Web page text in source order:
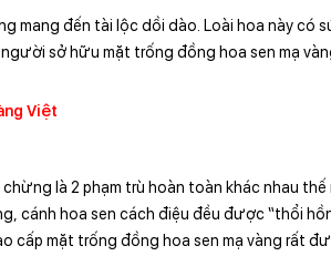
mang đến tài lộc dồi dào. Loài hoa này có
sở hữu mặt trống đồng hoa sen mạ
Việt
là 2 phạm trù hoàn toàn khác nhau
cánh hoa sen cách điệu đều được “thổi
cấp mặt trống đồng hoa sen mạ vàng rất